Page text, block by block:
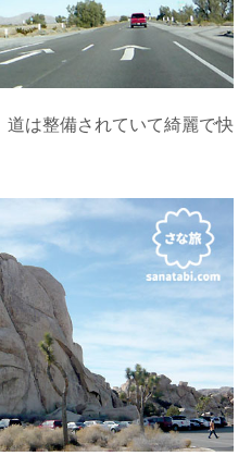
は整備されていて綺麗で快